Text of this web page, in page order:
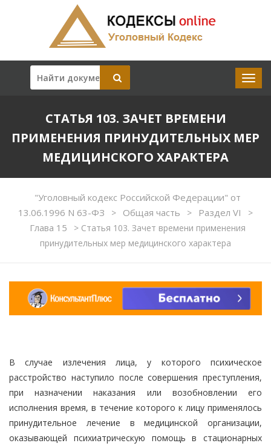
СТАТЬЯ 103. ЗАЧЕТ ВРЕМЕНИ
ПРИМЕНЕНИЯ ПРИНУДИТЕЛЬНЫХ МЕР
МЕДИЦИНСКОГО ХАРАКТЕРА
"Уголовный кодекс Российской Федерации" от
13.06.1996 N 63-ФЗ
> Общая часть > Раздел VI >
Глава 15 > Статья 103. Зачет времени применения
принудительных мер медицинского характера
В случае излечения лица, у которого психическое
расстройство наступило после совершения преступления,
при назначении наказания или возобновлении его
исполнения время, в течение которого к лицу применялось
принудительное лечение в медицинской организации,
оказывающей психиатрическую помощь в стационарных